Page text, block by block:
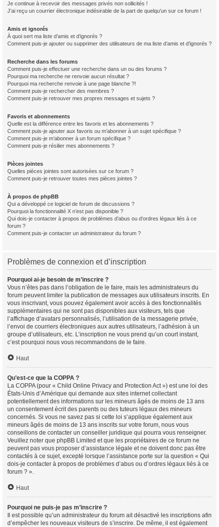
Je continue à recevoir des messages privés non sollicités !
J’ai reçu un courrier électronique indésirable de la part de quelqu’un sur ce forum !
Amis et ignorés
À quoi sert ma liste d’amis et d’ignorés ?
Comment puis-je ajouter ou supprimer des utilisateurs de ma liste d’amis et d’ignorés ?
Recherche dans les forums
Comment puis-je effectuer une recherche dans un ou des forums ?
Pourquoi ma recherche ne renvoie aucun résultat ?
Pourquoi ma recherche renvoie à une page blanche ?!
Comment puis-je rechercher des membres ?
Comment puis-je retrouver mes propres messages et sujets ?
Favoris et abonnements
Quelle est la différence entre les favoris et les abonnements ?
Comment puis-je ajouter aux favoris ou m’abonner à un sujet spécifique ?
Comment puis-je m’abonner à un forum spécifique ?
Comment puis-je résilier mes abonnements ?
Pièces jointes
Quelles pièces jointes sont autorisées sur ce forum ?
Comment puis-je retrouver toutes mes pièces jointes ?
À propos de phpBB
Qui a développé ce logiciel de forum de discussions ?
Pourquoi la fonctionnalité X n’est pas disponible ?
Qui dois-je contacter à propos de problèmes d’abus ou d’ordres légaux liés à ce
forum ?
Comment puis-je contacter un administrateur du forum ?
Problèmes de connexion et d’inscription
Pourquoi ai-je besoin de m’inscrire ?
Vous n’êtes pas dans l’obligation de le faire, mais les administrateurs du
forum peuvent limiter la publication de messages aux utilisateurs inscrits. En
vous inscrivant, vous pouvez également avoir accès à des fonctionnalités
supplémentaires qui ne sont pas disponibles aux visiteurs, tels que
l’affichage d’avatars personnalisés, l’utilisation de la messagerie privée,
l’envoi de courriers électroniques aux autres utilisateurs, l’adhésion à un
groupe d’utilisateurs, etc. L’inscription ne vous prend qu’un court instant,
c’est pourquoi nous vous recommandons de le faire.
Haut
Qu’est-ce que la COPPA ?
La COPPA (pour « Child Online Privacy and Protection Act ») est une loi des
États-Unis d’Amérique qui demande aux sites internet collectant
potentiellement des informations sur les mineurs âgés de moins de 13 ans
un consentement écrit des parents ou des tuteurs légaux des mineurs
concernés. Si vous ne savez pas si cette loi s’applique également aux
mineurs âgés de moins de 13 ans inscrits sur votre forum, nous vous
conseillons de contacter un conseiller juridique qui pourra vous renseigner.
Veuillez noter que phpBB Limited et que les propriétaires de ce forum ne
peuvent pas vous proposer d’assistance légale et ne doivent donc pas être
contactés à ce sujet, excepté lorsque l’assistance porte sur la question « Qui
dois-je contacter à propos de problèmes d’abus ou d’ordres légaux liés à ce
forum ? ».
Haut
Pourquoi ne puis-je pas m’inscrire ?
Il est possible qu’un administrateur du forum ait désactivé les inscriptions afin
d’empêcher les nouveaux visiteurs de s’inscrire. De même, il est également